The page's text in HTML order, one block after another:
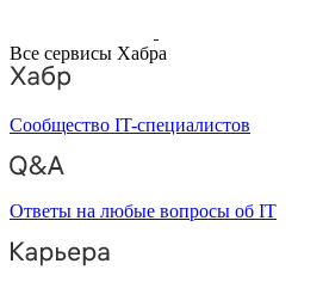
Все сервисы Хабра
Сообщество IT-специалистов
Ответы на любые вопросы об IT